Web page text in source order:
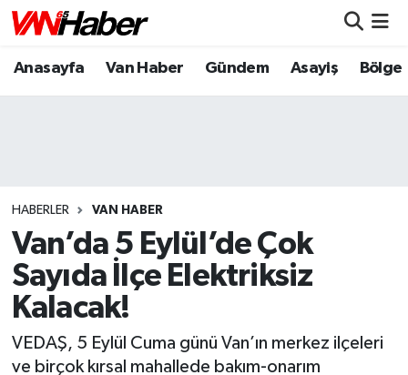
Anasayfa Van Haber Gündem Asayiş Bölge
HABERLER VAN HABER
Van’da 5 Eylül’de Çok
Sayıda İlçe Elektriksiz
Kalacak!
VEDAŞ, 5 Eylül Cuma günü Van’ın merkez ilçeleri
ve birçok kırsal mahallede bakım-onarım
Nöbetçi Eczaneler
Puan Durumu ve Fikstür
Tüm Manşetler
Son Dakika Haberleri
Haber Arşivi